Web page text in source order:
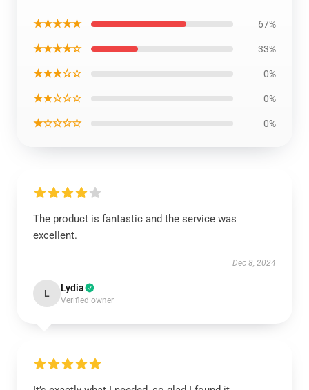
★★★★★ 67%
★★★★☆ 33%
★★★☆☆ 0%
★★☆☆☆ 0%
★☆☆☆☆ 0%
The product is fantastic and the service was
excellent.
Dec 8, 2024
L Lydia
Verified owner